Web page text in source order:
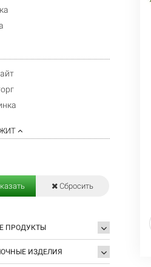
Сбросить
ПРОДУКТЫ
ИЗДЕЛИЯ